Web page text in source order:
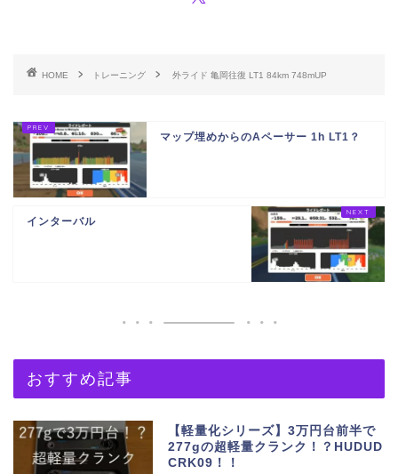
HOME トレーニング 外ライド 亀岡往復 LT1 84km 748mUP
マップ埋めからのAペーサー 1h LT1？
インターバル
おすすめ記事
【軽量化シリーズ】3万円台前半で
277gの超軽量クランク！？HUDUD
CRK09！！